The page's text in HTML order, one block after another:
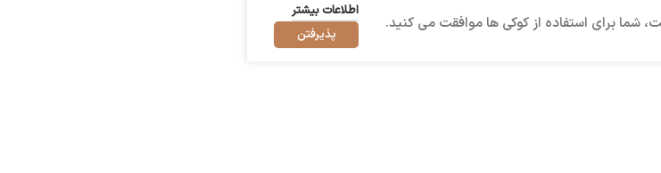
شما برای استفاده از کوکی ها موافقت می کنید.
اطلاعات بیشتر
پذیرفتن